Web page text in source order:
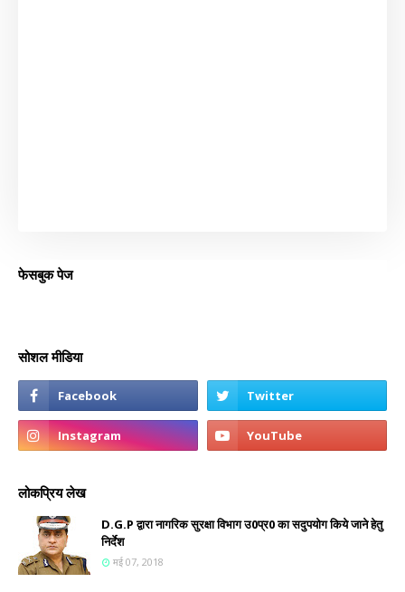
फेसबुक पेज
सोशल मीडिया
लोकप्रिय लेख
D.G.P द्वारा नागरिक सुरक्षा विभाग उ0प्र0 का सदुपयोग किये जाने हेतु
निर्देश
मई 07, 2018